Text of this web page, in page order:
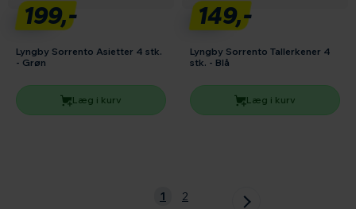
199,-
Lyngby Sorrento Asietter 4 stk.
- Grøn
Læg i kurv
149,-
Lyngby Sorrento Tallerkener 4
stk. - Blå
Læg i kurv
1 2